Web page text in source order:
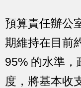
預算責任辦公
期維持在目前
95% 的水準，
度，將基本收